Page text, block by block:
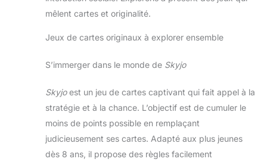
mêlent cartes et originalité.
Jeux de cartes originaux à explorer ensemble
S’immerger dans le monde de Skyjo
Skyjoest un jeu de cartes captivant qui fait appel à la
stratégie et à la chance. L’objectif est de cumuler le
moins de points possible en remplaçant
judicieusement ses cartes. Adapté aux plus jeunes
dès 8 ans, il propose des règles facilement